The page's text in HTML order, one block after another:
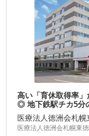
高い「育休取得率
◎ 地下鉄駅チカ5分
医療法人徳洲会札幌
医療法人徳洲会札幌東